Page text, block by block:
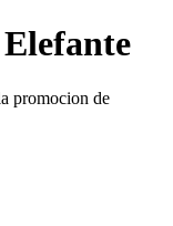
promocion de